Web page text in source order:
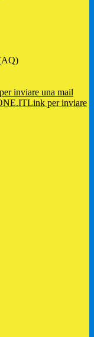
inviare una mail
Link per inviare